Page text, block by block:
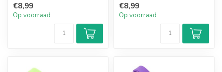
€8,99
Op voorraad
€8,99
Op voorraad